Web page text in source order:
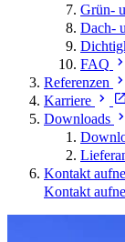
Grün-
Dach-
FAQ
Referenzen
Karriere
Downloads
Kontakt
Kontakt